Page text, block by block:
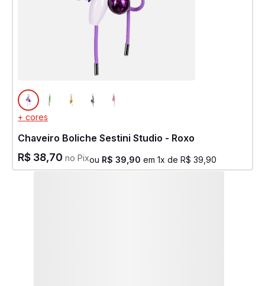
+ cores
Chaveiro Boliche Sestini Studio - Roxo
R$ 38,70 no Pixou R$ 39 90 em 1x de R$ 39 90